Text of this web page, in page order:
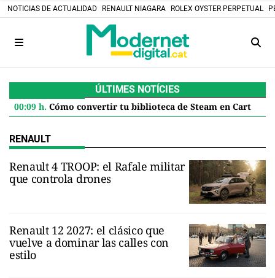
NOTICIAS DE ACTUALIDAD RENAULT NIAGARA ROLEX OYSTER PERPETUAL
ÚLTIMES NOTÍCIES
00:09 h. Cómo convertir tu biblioteca de Steam en Cartuchos retro: el proyecto DIY que desafía el futuro digital
RENAULT
Renault 4 TROOP: el Rafale militar
que controla drones
Renault 12 2027: el clásico que
vuelve a dominar las calles con
estilo